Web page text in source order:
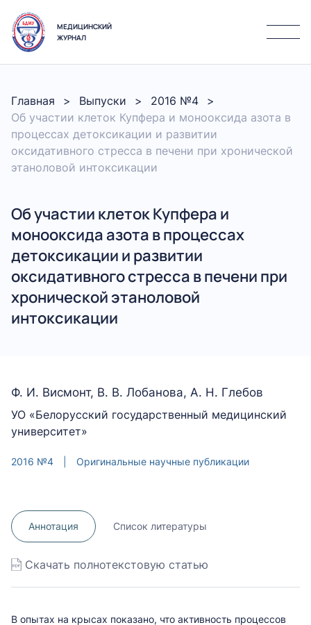
МЕДИЦИНСКИЙ
ЖУРНАЛ
Главная Выпуски
2016 №4
Об участии клеток Купфера и монооксида азота в
процессах детоксикации и развитии
оксидативного стресса в печени при хронической
этаноловой интоксикации
Об участии клеток Купфера и
монооксида азота в процессах
детоксикации и развитии
оксидативного стресса в печени при
хронической этаноловой
интоксикации
Ф. И. Висмонт, В. В. Лобанова, А. Н. Глебов
УО «Белорусский государственный медицинский
университет»
2016 №4 Оригинальные научные публикации
Аннотация Список литературы
Скачать полнотекстовую статью
В опытах на крысах показано, что активность процессов